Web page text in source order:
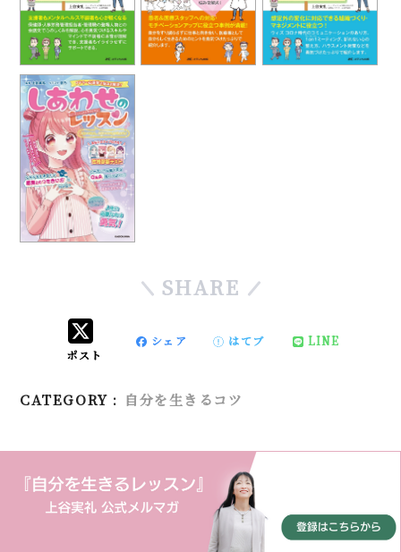
SHARE
ポスト
シェア はてブ LINE
CATEGORY : 自分を生きるコツ